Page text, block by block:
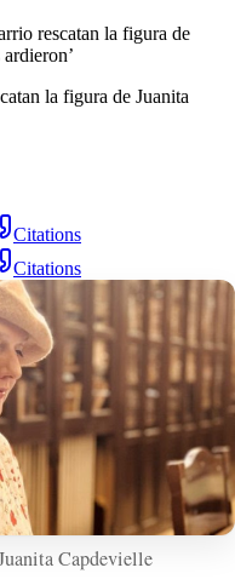
rescatan la figura de
la figura de Juanita
Citations
Citations
Capdevielle